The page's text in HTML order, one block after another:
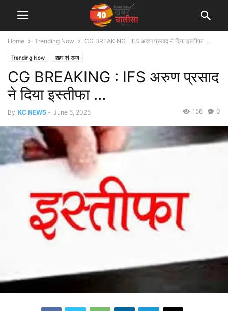
Home Trending Now CG BREAKING : IFS अरुण प्रसाद ने दिया इस्तीफा …
Trending Now शहर एवं राज्य
CG BREAKING : IFS अरुण प्रसाद
ने दिया इस्तीफा …
By KC NEWS - June 5, 2025 0
158